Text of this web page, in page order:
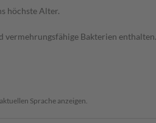
höchste Alter.
vermehrungsfähige Bakterien enthalten.
Sprache anzeigen.